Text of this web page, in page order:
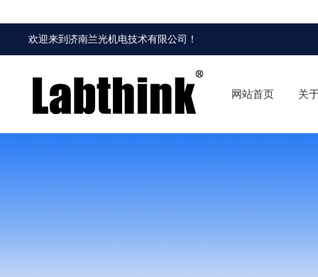
欢迎来到济南兰光机电技术有限公司 ！
网站首页 关